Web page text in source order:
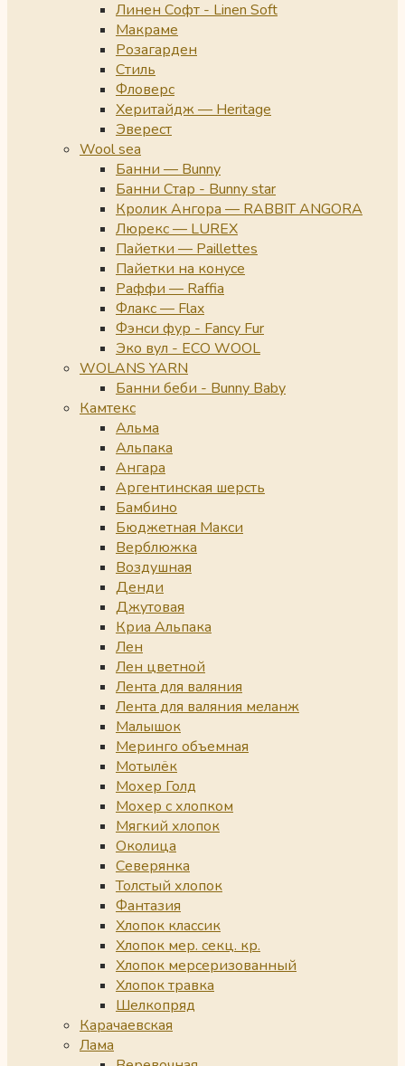
Линен Софт - Linen Soft
Макраме
Розагарден
Стиль
Фловерс
Херитайдж — Heritage
Эверест
Wool sea
Банни — Bunny
Банни Стар - Bunny star
Кролик Ангора — RABBIT ANGORA
Люрекс — LUREX
Пайетки — Paillettes
Пайетки на конусе
Раффи — Raffia
Флакс — Flax
Фэнси фур - Fancy Fur
Эко вул - ECO WOOL
WOLANS YARN
Банни беби - Bunny Baby
Камтекс
Альма
Альпака
Ангара
Аргентинская шерсть
Бамбино
Бюджетная Макси
Верблюжка
Воздушная
Денди
Джутовая
Криа Альпака
Лен
Лен цветной
Лента для валяния
Лента для валяния меланж
Малышок
Меринго объемная
Мотылёк
Мохер Голд
Мохер с хлопком
Мягкий хлопок
Околица
Северянка
Толстый хлопок
Фантазия
Хлопок классик
Хлопок мер. секц. кр.
Хлопок мерсеризованный
Хлопок травка
Шелкопряд
Карачаевская
Лама